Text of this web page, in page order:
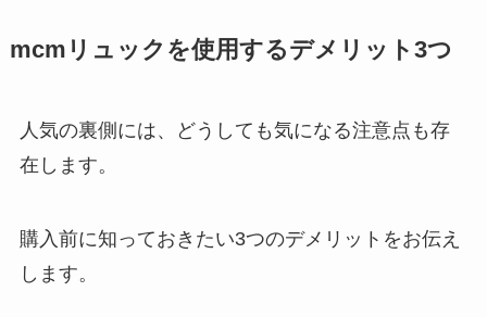
mcmリュックを使用するデメリット3つ
人気の裏側には、どうしても気になる注意点も存
在します。
購入前に知っておきたい3つのデメリットをお伝え
します。